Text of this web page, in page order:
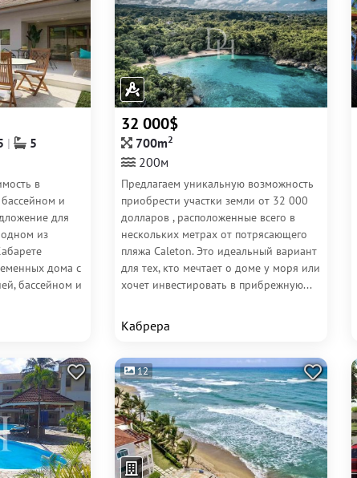
5
в
и
для
из
дома с
бассейном и
32 000$
700m2
200м
Предлагаем уникальную возможность
приобрести участки земли от 32 000
долларов , расположенные всего в
нескольких метрах от потрясающего
пляжа Caleton. Это идеальный вариант
для тех, кто мечтает о доме у моря или
хочет инвестировать в прибрежную...
Кабрера
12